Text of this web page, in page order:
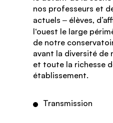
nos professeurs et
actuels – élèves,
l‘ouest le large
de notre
avant la diversité de
et toute la richesse
établissement.
Transmission